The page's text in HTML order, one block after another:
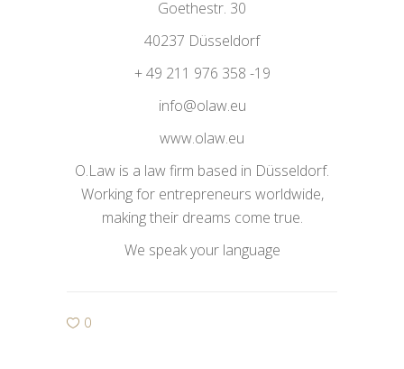
Goethestr. 30
40237 Düsseldorf
+ 49 211 976 358 -19
info@olaw.eu
www.olaw.eu
O.Law is a law firm based in Düsseldorf.
Working for entrepreneurs worldwide,
making their dreams come true.
We speak your language
0